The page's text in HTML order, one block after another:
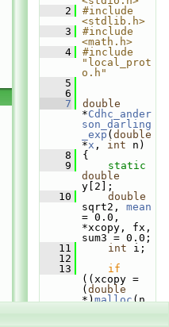
    2
#include
<stdlib.h>
    3
#include
<math.h>
    4
#include
"local_prot
o.h"
    5
    6
    7
double
*Cdhc_ander
son_darling
_exp ( double
*x , int n)
    8
{
    9
static
double
y[2];
   10
double
sqrt2, mean
= 0.0,
*xcopy, fx,
sum3 = 0.0;
   11
int i;
   12
   13
if
((xcopy =
( double
*)malloc(n